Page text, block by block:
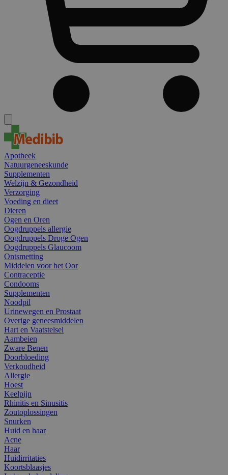
Apotheek
Natuurgeneeskunde
Supplementen
Welzijn & Gezondheid
Verzorging
Voeding en dieet
Dieren
Ogen en Oren
Oogdruppels allergie
Oogdruppels Droge Ogen
Oogdruppels Glaucoom
Ontsmetting
Middelen voor het Oor
Contraceptie
Condooms
Supplementen
Noodpil
Urinewegen en Prostaat
Overige geneesmiddelen
Hart en Vaatstelsel
Aambeien
Zware Benen
Doorbloeding
Verkoudheid
Allergie
Hoest
Keelpijn
Rhinitis en Sinusitis
Zoutoplossingen
Snurken
Huid en haar
Acne
Haar
Huidirritaties
Koortsblaasjes